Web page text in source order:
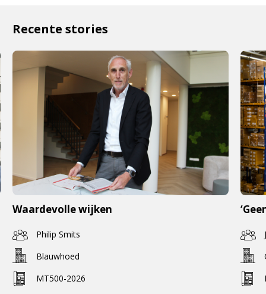
Recente stories
Waardevolle wijken
Philip Smits
Blauwhoed
MT500-2026